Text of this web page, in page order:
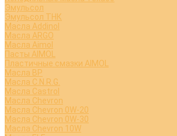
Эмульсол
Эмульсол ТНК
Масла Addinol
Масла ARGO
Масла Aimol
Пасты AIMOL
Пластичные смазки AIMOL
Масла BP
Масла C.N.R.G.
Масла Castrol
Масла Chevron
Масла Chevron 0W-20
Масла Chevron 0W-30
Масла Chevron 10W